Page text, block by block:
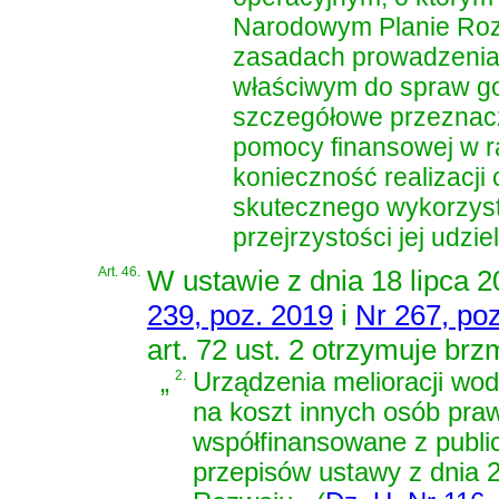
Narodowym Planie
zasadach
właściwym do spraw
szczegółowe
pomocy finansowej w
konieczność realizacji
skutecznego
przejrzystości jej
Art. 46. W ustawie z dnia 18 lipca
239, poz. 2019 i Nr 267,
art. 72 ust. 2 otrzymuje
„2.
Urządzenia melioracji
na koszt innych osób
współfinansowane z
przepisów ustawy z dnia